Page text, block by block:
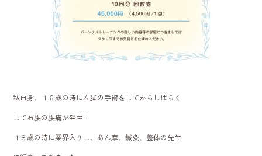
私自身、１６歳の時に左脚の手術をしてからしばらく
して右腰の腰痛が発生！
１８歳の時に業界入りし、あん摩、鍼灸、整体の先生